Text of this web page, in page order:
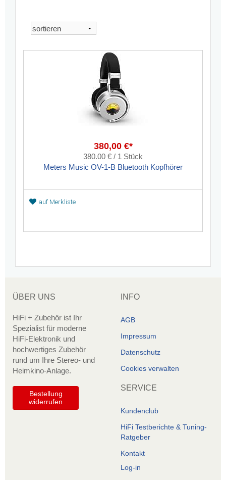
380,00 €*
380.00 € / 1 Stück
Meters Music OV-1-B Bluetooth Kopfhörer
auf Merkliste
ÜBER UNS
HiFi + Zubehör ist Ihr
Spezialist für moderne
HiFi-Elektronik und
hochwertiges Zubehör
rund um Ihre Stereo- und
Heimkino-Anlage.
Bestellung
widerrufen
INFO
AGB
Impressum
Datenschutz
Cookies verwalten
SERVICE
Kundenclub
HiFi Testberichte & Tuning-
Ratgeber
Kontakt
Log-in